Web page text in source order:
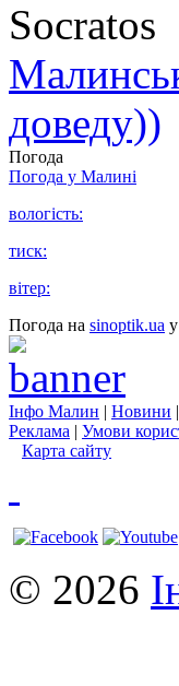
Socratos
доведу))
Погода
Погода у Малині
вологість:
тиск:
вітер:
Погода на sinoptik.ua
Інфо Малин | Новини |
Реклама | Умови
Карта сайту
© 2026